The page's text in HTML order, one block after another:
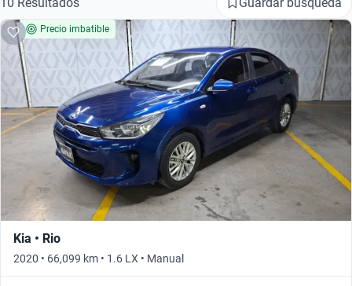
Busca por año
10 Resultados
Precio imbatible
Kia • Rio
2020 • 66,099 km • 1.6 LX • Manual